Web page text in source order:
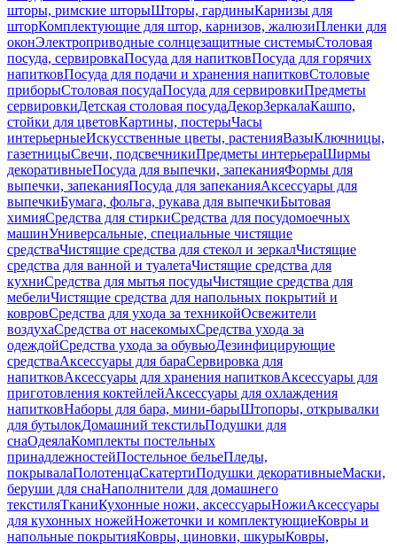
шторы, римские шторыШторы, гардиныКарнизы для
шторКомплектующие для штор, карнизов, жалюзиПленки для
оконЭлектроприводные солнцезащитные системыСтоловая
посуда, сервировкаПосуда для напитковПосуда для горячих
напитковПосуда для подачи и хранения напитковСтоловые
приборыСтоловая посудаПосуда для сервировкиПредметы
сервировкиДетская столовая посудаДекорЗеркалаКашпо,
стойки для цветовКартины, постерыЧасы
интерьерныеИскусственные цветы, растенияВазыКлючницы,
газетницыСвечи, подсвечникиПредметы интерьераШирмы
декоративныеПосуда для выпечки, запеканияФормы для
выпечки, запеканияПосуда для запеканияАксессуары для
выпечкиБумага, фольга, рукава для выпечкиБытовая
химияСредства для стиркиСредства для посудомоечных
машинУниверсальные, специальные чистящие
средстваЧистящие средства для стекол и зеркалЧистящие
средства для ванной и туалетаЧистящие средства для
кухниСредства для мытья посудыЧистящие средства для
мебелиЧистящие средства для напольных покрытий и
ковровСредства для ухода за техникойОсвежители
воздухаСредства от насекомыхСредства ухода за
одеждойСредства ухода за обувьюДезинфицирующие
средстваАксессуары для бараСервировка для
напитковАксессуары для хранения напитковАксессуары для
приготовления коктейлейАксессуары для охлаждения
напитковНаборы для бара, мини-барыШтопоры, открывалки
для бутылокДомашний текстильПодушки для
снаОдеялаКомплекты постельных
принадлежностейПостельное бельеПледы,
покрывалаПолотенцаСкатертиПодушки декоративныеМаски,
беруши для снаНаполнители для домашнего
текстиляТканиКухонные ножи, аксессуарыНожиАксессуары
для кухонных ножейНожеточки и комплектующиеКовры и
напольные покрытияКовры, циновки, шкурыКовры,